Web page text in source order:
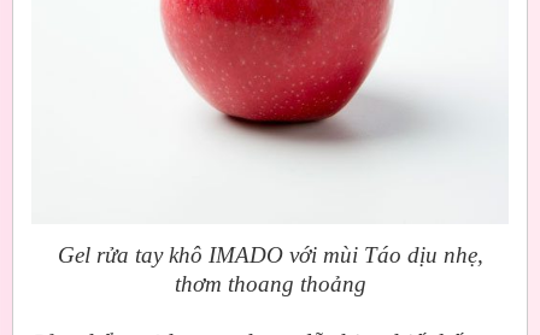
Gel rửa tay khô IMADO với mùi Táo dịu nhẹ,
thơm thoang thoảng